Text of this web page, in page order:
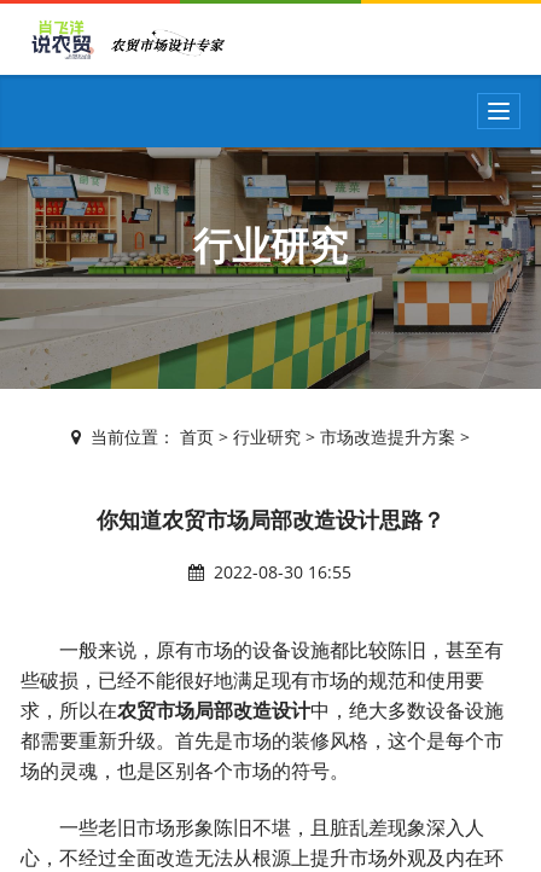
T
o
g
g
l
e
n
a
v
i
g
行业研究
当前位置： 首页> 行业研究> 市场改造提升方案 >
你知道农贸市场局部改造设计思路？
2022-08-30 16:55
一般来说，原有市场的设备设施都比较陈旧，甚至有
些破损，已经不能很好地满足现有市场的规范和使用要
求，所以在农贸市场局部改造设计中，绝大多数设备设施
都需要重新升级。首先是市场的装修风格，这个是每个市
场的灵魂，也是区别各个市场的符号。
一些老旧市场形象陈旧不堪，且脏乱差现象深入人
心，不经过全面改造无法从根源上提升市场外观及内在环